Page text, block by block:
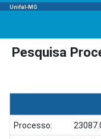
Unifal-MG
Pesquisa
Processo: